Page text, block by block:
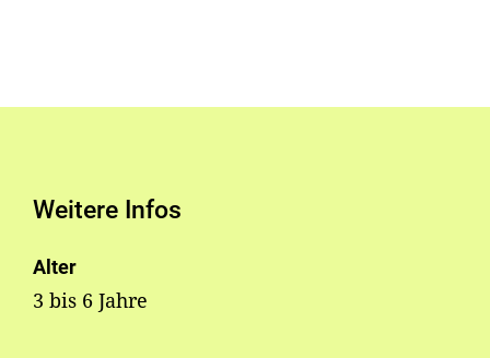
Weitere Infos
Alter
3 bis 6 Jahre